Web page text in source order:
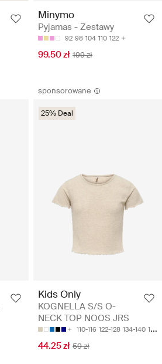
Minymo
Pyjamas - Zestawy
92 98 104 110 122
99.50 zł 199 zł
sponsorowane
25% Deal
Kids Only
KOGNELLA S/S O-
NECK TOP NOOS JRS
110-116 122-128 134-140 146-152
44.25 zł 59 zł